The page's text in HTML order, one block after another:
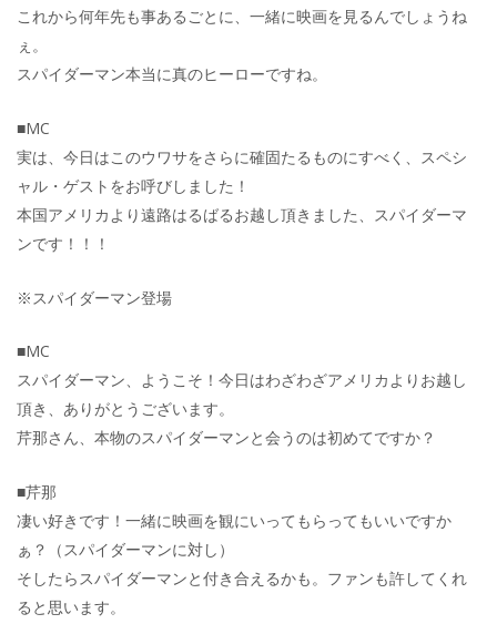
これから何年先も事あるごとに、一緒に映画を見るんでしょうね
ぇ。
スパイダーマン本当に真のヒーローですね。
■MC
実は、今日はこのウワサをさらに確固たるものにすべく、スペシ
ャル・ゲストをお呼びしました！
本国アメリカより遠路はるばるお越し頂きました、スパイダーマ
ンです！！！
※スパイダーマン登場
■MC
スパイダーマン、ようこそ！今日はわざわざアメリカよりお越し
頂き、ありがとうございます。
芹那さん、本物のスパイダーマンと会うのは初めてですか？
■芹那
凄い好きです！一緒に映画を観にいってもらってもいいですか
ぁ？（スパイダーマンに対し）
そしたらスパイダーマンと付き合えるかも。ファンも許してくれ
ると思います。